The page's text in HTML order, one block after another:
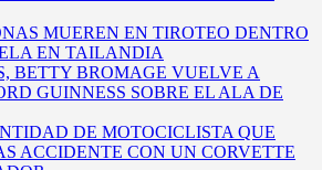
MUEREN EN TIROTEO DENTRO
EN TAILANDIA
BETTY BROMAGE VUELVE A
GUINNESS SOBRE EL ALA DE
DE MOTOCICLISTA QUE
ACCIDENTE CON UN CORVETTE